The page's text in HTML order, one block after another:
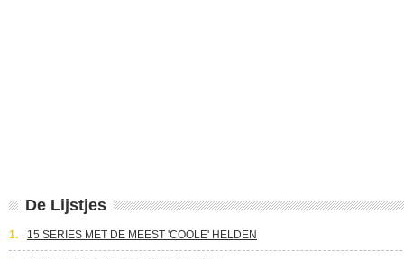
De Lijstjes
1. 15 SERIES MET DE MEEST 'COOLE' HELDEN